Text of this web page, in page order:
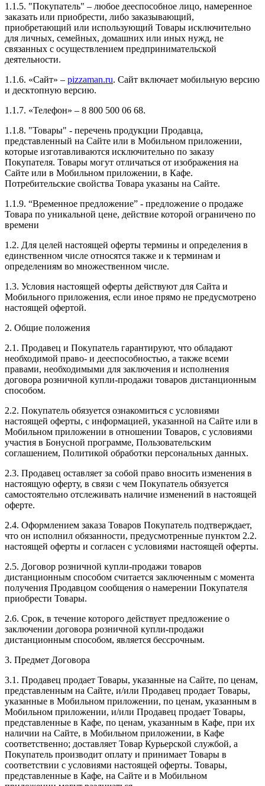
1.1.5. "Покупатель" – любое дееспособное лицо, намеренное
заказать или приобрести, либо заказывающий,
приобретающий или использующий Товары исключительно
для личных, семейных, домашних или иных нужд, не
связанных с осуществлением предпринимательской
деятельности.
1.1.6. «Сайт» – pizzaman.ru. Сайт включает мобильную версию
и десктопную версию.
1.1.7. «Телефон» – 8 800 500 06 68.
1.1.8. "Товары" - перечень продукции Продавца,
представленный на Сайте или в Мобильном приложении,
которые изготавливаются исключительно по заказу
Покупателя. Товары могут отличаться от изображения на
Сайте или в Мобильном приложении, в Кафе.
Потребительские свойства Товара указаны на Сайте.
1.1.9. “Временное предложение” - предложение о продаже
Товара по уникальной цене, действие которой ограничено по
времени
1.2. Для целей настоящей оферты термины и определения в
единственном числе относятся также и к терминам и
определениям во множественном числе.
1.3. Условия настоящей оферты действуют для Сайта и
Мобильного приложения, если иное прямо не предусмотрено
настоящей офертой.
2. Общие положения
2.1. Продавец и Покупатель гарантируют, что обладают
необходимой право- и дееспособностью, а также всеми
правами, необходимыми для заключения и исполнения
договора розничной купли-продажи товаров дистанционным
способом.
2.2. Покупатель обязуется ознакомиться с условиями
настоящей оферты, с информацией, указанной на Сайте или в
Мобильном приложении в отношении Товаров, с условиями
участия в Бонусной программе, Пользовательским
соглашением, Политикой обработки персональных данных.
2.3. Продавец оставляет за собой право вносить изменения в
настоящую оферту, в связи с чем Покупатель обязуется
самостоятельно отслеживать наличие изменений в настоящей
оферте.
2.4. Оформлением заказа Товаров Покупатель подтверждает,
что он исполнил обязанности, предусмотренные пунктом 2.2.
настоящей оферты и согласен с условиями настоящей оферты.
2.5. Договор розничной купли-продажи товаров
дистанционным способом считается заключенным с момента
получения Продавцом сообщения о намерении Покупателя
приобрести Товары.
2.6. Срок, в течение которого действует предложение о
заключении договора розничной купли-продажи
дистанционным способом, является бессрочным.
3. Предмет Договора
3.1. Продавец продает Товары, указанные на Сайте, по ценам,
представленным на Сайте, и/или Продавец продает Товары,
указанные в Мобильном приложении, по ценам, указанным в
Мобильном приложении, и/или Продавец продает Товары,
представленные в Кафе, по ценам, указанным в Кафе, при их
наличии на Сайте, в Мобильном приложении, в Кафе
соответственно; доставляет Товар Курьерской службой, а
Покупатель производит оплату и принимает Товары в
соответствии с условиями настоящей оферты. Товары,
представленные в Кафе, на Сайте и в Мобильном